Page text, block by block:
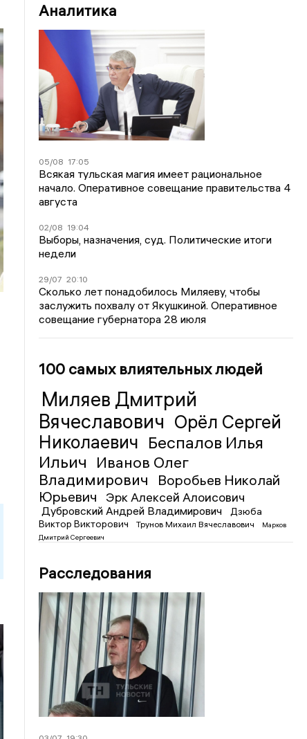
Аналитика
05/08 17:05
Всякая тульская магия имеет рациональное
начало. Оперативное совещание правительства 4
августа
02/08 19:04
Выборы, назначения, суд. Политические итоги
недели
29/07 20:10
Сколько лет понадобилось Миляеву, чтобы
заслужить похвалу от Якушкиной. Оперативное
совещание губернатора 28 июля
100 самых влиятельных людей
Миляев Дмитрий
Вячеславович Орёл Сергей
Николаевич Беспалов Илья
Ильич
Иванов Олег
Владимирович
Воробьев Николай
Юрьевич
Эрк Алексей Алоисович
Дубровский Андрей Владимирович
Дзюба
Виктор Викторович
Трунов Михаил Вячеславович
Марков
Дмитрий Сергеевич
Расследования